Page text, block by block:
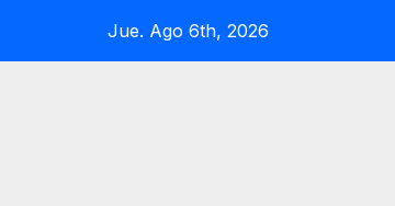
no se plegará jamás! Por Bruno Rodríguez
Jue. Ago 6th, 2026